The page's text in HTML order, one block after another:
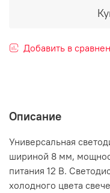
Добавить в
Описание
Универсальная
шириной 8 мм,
питания 12 В.
холодного цвета